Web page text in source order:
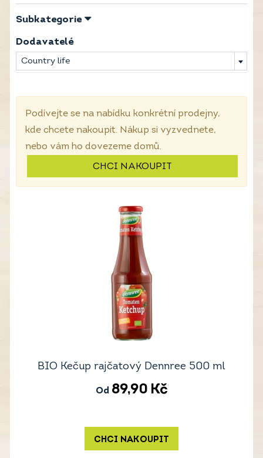
Subkategorie
Dodavatelé
Country life
Podívejte se na nabídku konkrétní prodejny,
kde chcete nakoupit. Nákup si vyzvednete,
nebo vám ho dovezeme domů.
CHCI NAKOUPIT
BIO Kečup rajčatový Dennree 500 ml
Od 89,90 Kč
CHCI NAKOUPIT